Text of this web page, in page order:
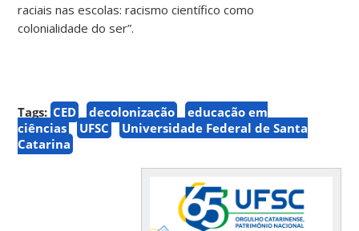
raciais nas escolas: racismo científico como
colonialidade do ser”.
Tags: CED decolonização
educação em
ciências
UFSC
Universidade Federal de Santa
Catarina